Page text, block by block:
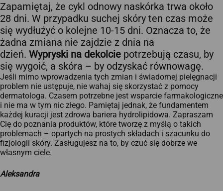
Zapamiętaj, że cykl odnowy naskórka trwa około
28 dni. W przypadku suchej skóry ten czas może
się wydłużyć o kolejne 10-15 dni. Oznacza to, że
żadna zmiana nie zajdzie z dnia na
dzień. Wypryski na dekolcie potrzebują czasu, by
się wygoić, a skóra – by odzyskać równowagę.
Jeśli mimo wprowadzenia tych zmian i świadomej pielęgnacji
problem nie ustępuje, nie wahaj się skorzystać z pomocy
dermatologa. Czasem potrzebne jest wsparcie farmakologiczne
i nie ma w tym nic złego. Pamiętaj jednak, że fundamentem
każdej kuracji jest zdrowa bariera hydrolipidowa. Zapraszam
Cię do poznania produktów, które tworzę z myślą o takich
problemach – opartych na prostych składach i szacunku do
fizjologii skóry. Zasługujesz na to, by czuć się dobrze we
własnym ciele.
Aleksandra